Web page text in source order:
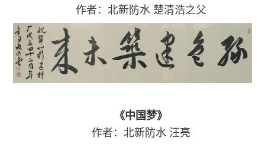
作者：北新防水 楚清浩之父
《中国梦》
作者：北新防水 汪亮